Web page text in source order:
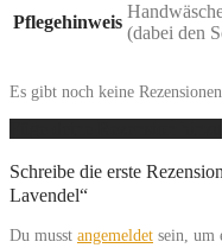
Pflegehinweis
(dabei den
Es gibt noch keine
Schreibe die erste
Lavendel“
Du musst angemeldet sein, um